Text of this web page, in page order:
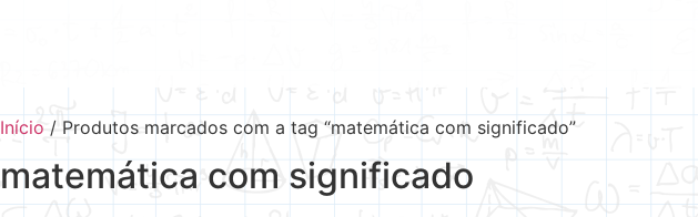
Início / Produtos marcados com a tag “matemática com significado”
matemática com significado